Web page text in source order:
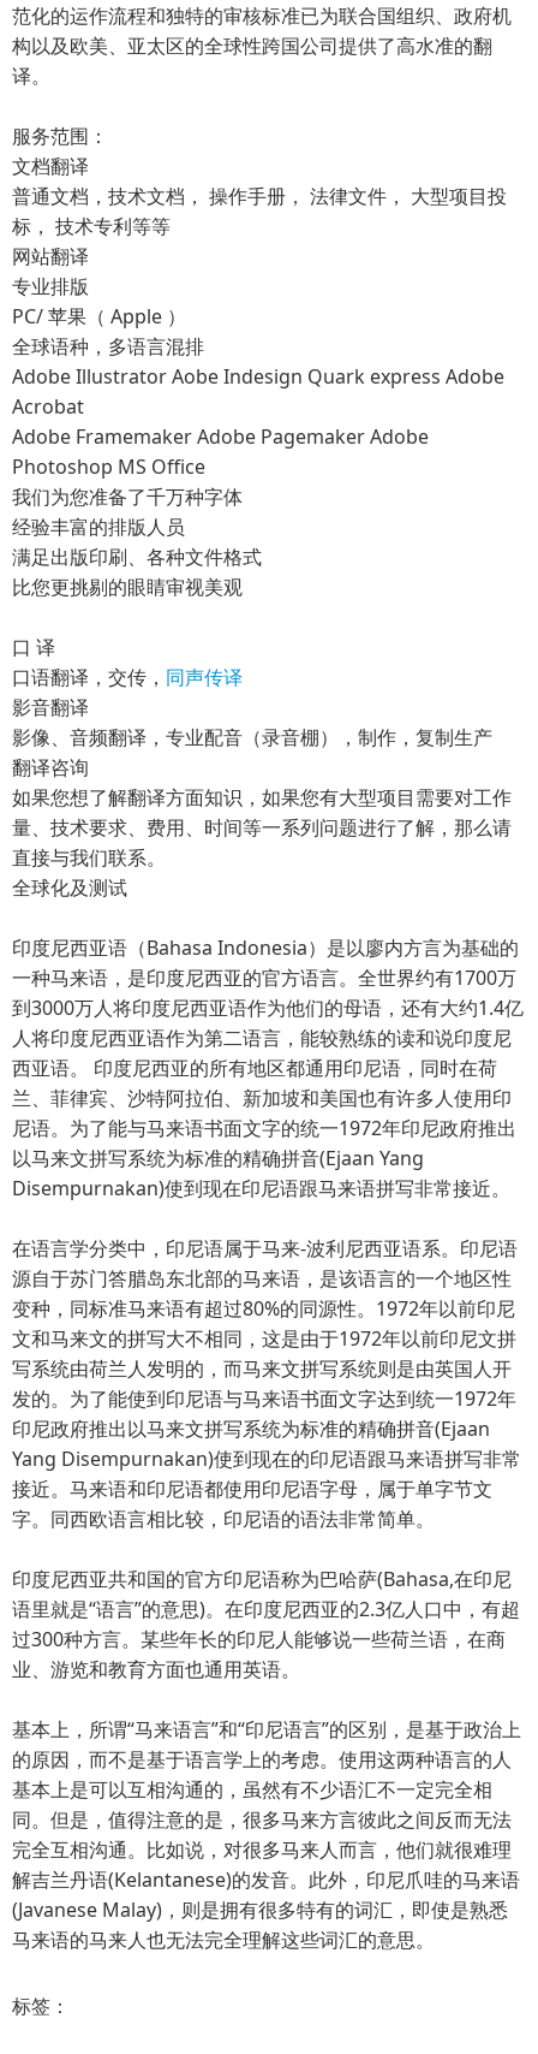
范化的运作流程和独特的审核标准已为联合国组织、政府机
构以及欧美、亚太区的全球性跨国公司提供了高水准的翻
译。
服务范围：
文档翻译
普通文档，技术文档， 操作手册， 法律文件， 大型项目投
标， 技术专利等等
网站翻译
专业排版
PC/ 苹果（ Apple ）
全球语种，多语言混排
Adobe Illustrator Aobe Indesign Quark express Adobe
Acrobat
Adobe Framemaker Adobe Pagemaker Adobe
Photoshop MS Office
我们为您准备了千万种字体
经验丰富的排版人员
满足出版印刷、各种文件格式
比您更挑剔的眼睛审视美观
口 译
口语翻译，交传， 同声传译
影音翻译
影像、音频翻译，专业配音（录音棚），制作，复制生产
翻译咨询
如果您想了解翻译方面知识，如果您有大型项目需要对工作
量、技术要求、费用、时间等一系列问题进行了解，那么请
直接与我们联系。
全球化及测试
印度尼西亚语（Bahasa Indonesia）是以廖内方言为基础的
一种马来语，是印度尼西亚的官方语言。全世界约有1700万
到3000万人将印度尼西亚语作为他们的母语，还有大约1.4亿
人将印度尼西亚语作为第二语言，能较熟练的读和说印度尼
西亚语。 印度尼西亚的所有地区都通用印尼语，同时在荷
兰、菲律宾、沙特阿拉伯、新加坡和美国也有许多人使用印
尼语。为了能与马来语书面文字的统一1972年印尼政府推出
以马来文拼写系统为标准的精确拼音(Ejaan Yang
Disempurnakan)使到现在印尼语跟马来语拼写非常接近。
在语言学分类中，印尼语属于马来-波利尼西亚语系。印尼语
源自于苏门答腊岛东北部的马来语，是该语言的一个地区性
变种，同标准马来语有超过80%的同源性。1972年以前印尼
文和马来文的拼写大不相同，这是由于1972年以前印尼文拼
写系统由荷兰人发明的，而马来文拼写系统则是由英国人开
发的。为了能使到印尼语与马来语书面文字达到统一1972年
印尼政府推出以马来文拼写系统为标准的精确拼音(Ejaan
Yang Disempurnakan)使到现在的印尼语跟马来语拼写非常
接近。马来语和印尼语都使用印尼语字母，属于单字节文
字。同西欧语言相比较，印尼语的语法非常简单。
印度尼西亚共和国的官方印尼语称为巴哈萨(Bahasa,在印尼
语里就是“语言”的意思)。在印度尼西亚的2.3亿人口中，有超
过300种方言。某些年长的印尼人能够说一些荷兰语，在商
业、游览和教育方面也通用英语。
基本上，所谓“马来语言”和“印尼语言”的区别，是基于政治上
的原因，而不是基于语言学上的考虑。使用这两种语言的人
基本上是可以互相沟通的，虽然有不少语汇不一定完全相
同。但是，值得注意的是，很多马来方言彼此之间反而无法
完全互相沟通。比如说，对很多马来人而言，他们就很难理
解吉兰丹语(Kelantanese)的发音。此外，印尼爪哇的马来语
(Javanese Malay)，则是拥有很多特有的词汇，即使是熟悉
马来语的马来人也无法完全理解这些词汇的意思。
标签：